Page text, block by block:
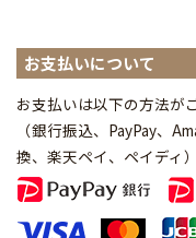
お支払いについて
お支払いは以下の方法が
（銀行振込、PayPay、
換、楽天ペイ、ペイディ ）